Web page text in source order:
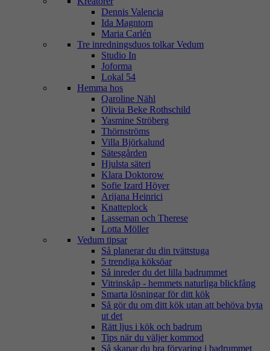
Dennis Valencia
Ida Magntorn
Maria Carlén
Tre inredningsduos tolkar Vedum
Studio In
Joforma
Lokal 54
Hemma hos
Qaroline Nähl
Olivia Beke Rothschild
Yasmine Ströberg
Thörnströms
Villa Björkalund
Sätesgården
Hjulsta säteri
Klara Doktorow
Sofie Izard Höyer
Arijana Heinrici
Knatteplock
Lasseman och Therese
Lotta Möller
Vedum tipsar
Så planerar du din tvättstuga
5 trendiga köksöar
Så inreder du det lilla badrummet
Vitrinskåp - hemmets naturliga blickfång
Smarta lösningar för ditt kök
Så gör du om ditt kök utan att behöva byta
ut det
Rätt ljus i kök och badrum
Tips när du väljer kommod
Så skapar du bra förvaring i badrummet